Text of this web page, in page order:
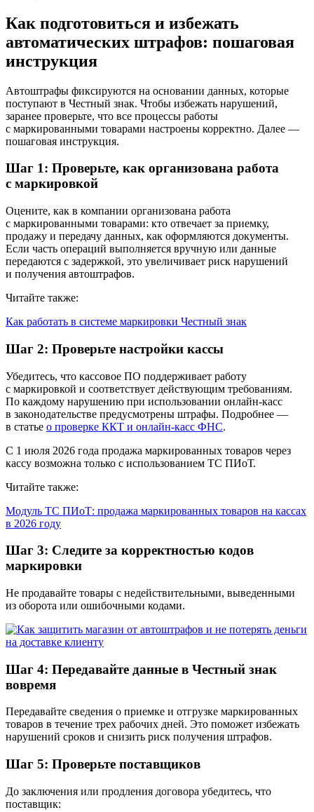
Как подготовиться и избежать
автоматических штрафов: пошаговая
инструкция
Автоштрафы фиксируются на основании данных, которые
поступают в Честный знак. Чтобы избежать нарушений,
заранее проверьте, что все процессы работы
с маркированными товарами настроены корректно. Далее —
пошаговая инструкция.
Шаг 1: Проверьте, как организована работа
с маркировкой
Оцените, как в компании организована работа
с маркированными товарами: кто отвечает за приемку,
продажу и передачу данных, как оформляются документы.
Если часть операций выполняется вручную или данные
передаются с задержкой, это увеличивает риск нарушений
и получения автоштрафов.
Читайте также:
Как работать в системе маркировки Честный знак
Шаг 2: Проверьте настройки кассы
Убедитесь, что кассовое ПО поддерживает работу
с маркировкой и соответствует действующим требованиям.
По каждому нарушению при использовании онлайн-касс
в законодательстве предусмотрены штрафы. Подробнее —
в статье о проверке ККТ и онлайн-касс ФНС.
С 1 июля 2026 года продажа маркированных товаров через
кассу возможна только с использованием ТС ПИоТ.
Читайте также:
Модуль ТС ПИоТ: продажа маркированных товаров на кассах
в 2026 году
Шаг 3: Следите за корректностью кодов
маркировки
Не продавайте товары с недействительными, выведенными
из оборота или ошибочными кодами.
Шаг 4: Передавайте данные в Честный знак
вовремя
Передавайте сведения о приемке и отгрузке маркированных
товаров в течение трех рабочих дней. Это поможет избежать
нарушений сроков и снизить риск получения штрафов.
Шаг 5: Проверьте поставщиков
До заключения или продления договора убедитесь, что
поставщик: